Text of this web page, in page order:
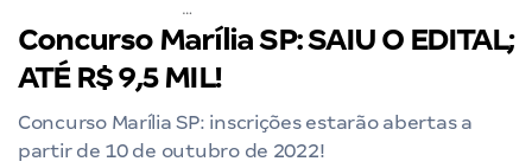
Concurso Marília SP: SAIU O EDITAL;
ATÉ R$ 9,5 MIL!
Concurso Marília SP: inscrições estarão abertas a
partir de 10 de outubro de 2022!